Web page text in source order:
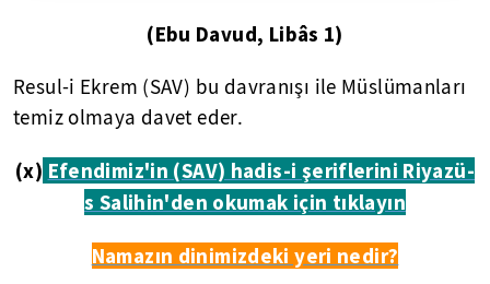
(Ebu Davud, Libâs 1)
Resul-i Ekrem (SAV) bu davranışı ile Müslümanları
temiz olmaya davet eder.
(x) Efendimiz'in (SAV) hadis-i şeriflerini Riyazü-
s Salihin'den okumak için tıklayın
Namazın dinimizdeki yeri nedir?